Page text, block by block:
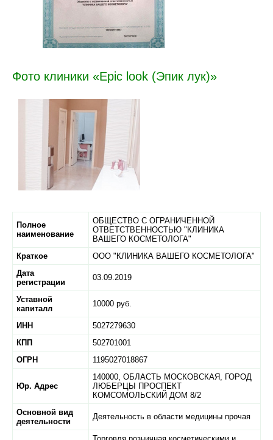
Фото клиники «Epic look (Эпик лук)»
Полное
наименование
ОБЩЕСТВО С ОГРАНИЧЕННОЙ
ОТВЕТСТВЕННОСТЬЮ "КЛИНИКА
ВАШЕГО КОСМЕТОЛОГА"
Краткое
ООО "КЛИНИКА ВАШЕГО КОСМЕТОЛОГА"
Дата
регистрации
03.09.2019
Уставной
капиталл
10000 руб.
ИНН
5027279630
КПП
502701001
ОГРН
1195027018867
Юр. Адрес
140000, ОБЛАСТЬ МОСКОВСКАЯ,
ГОРОД
ЛЮБЕРЦЫ ПРОСПЕКТ
КОМСОМОЛЬСКИЙ ДОМ 8/2
Основной вид
деятельности
Деятельность в области медицины прочая